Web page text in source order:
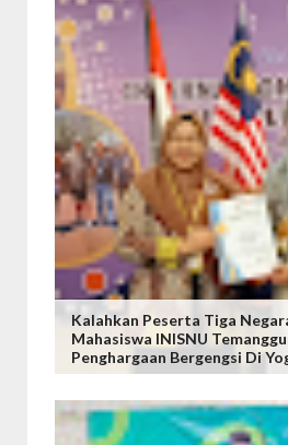
Kalahkan Peserta Tiga
Mahasiswa INISNU
Penghargaan Bergengsi Di